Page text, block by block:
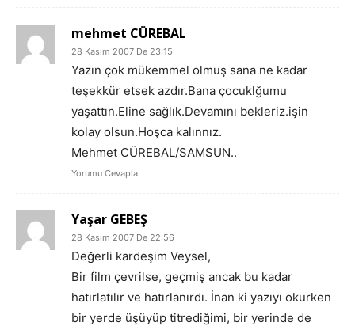
mehmet CÜREBAL
28 Kasım 2007 De 23:15
Yazın çok mükemmel olmuş sana ne kadar
teşekkür etsek azdır.Bana çocuklğumu
yaşattın.Eline sağlık.Devamını bekleriz.işin
kolay olsun.Hoşca kalınnız.
Mehmet CÜREBAL/SAMSUN..
Yorumu Cevapla
Yaşar GEBEŞ
28 Kasım 2007 De 22:56
Değerli kardeşim Veysel,
Bir film çevrilse, geçmiş ancak bu kadar
hatırlatılır ve hatırlanırdı. İnan ki yazıyı okurken
bir yerde üşüyüp titrediğimi, bir yerinde de